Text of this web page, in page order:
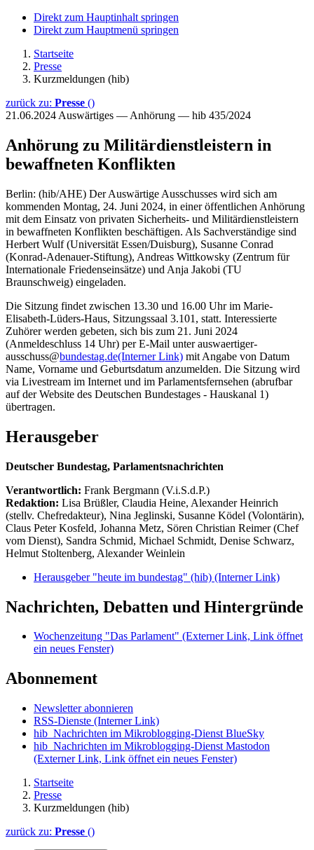
Direkt zum Hauptinhalt springen
Direkt zum Hauptmenü springen
Startseite
Presse
Kurzmeldungen (hib)
zurück zu: Presse ()
21.06.2024 Auswärtiges — Anhörung — hib 435/2024
Anhörung zu Militärdienstleistern in
bewaffneten Konflikten
Berlin: (hib/AHE) Der Auswärtige Ausschusses wird sich am
kommenden Montag, 24. Juni 2024, in einer öffentlichen Anhörung
mit dem Einsatz von privaten Sicherheits- und Militärdienstleistern
in bewaffneten Konflikten beschäftigen. Als Sachverständige sind
Herbert Wulf (Universität Essen/Duisburg), Susanne Conrad
(Konrad-Adenauer-Stiftung), Andreas Wittkowsky (Zentrum für
Internationale Friedenseinsätze) und Anja Jakobi (TU
Braunschweig) eingeladen.
Die Sitzung findet zwischen 13.30 und 16.00 Uhr im Marie-
Elisabeth-Lüders-Haus, Sitzungssaal 3.101, statt. Interessierte
Zuhörer werden gebeten, sich bis zum 21. Juni 2024
(Anmeldeschluss 14 Uhr) per E-Mail unter auswaertiger-
ausschuss@bundestag.de(Interner Link) mit Angabe von Datum
Name, Vorname und Geburtsdatum anzumelden. Die Sitzung wird
via Livestream im Internet und im Parlamentsfernsehen (abrufbar
auf der Website des Deutschen Bundestages - Hauskanal 1)
übertragen.
Herausgeber
Deutscher Bundestag, Parlamentsnachrichten
Verantwortlich: Frank Bergmann (V.i.S.d.P.)
Redaktion: Lisa Brüßler, Claudia Heine, Alexander Heinrich
(stellv. Chefredakteur), Nina Jeglinski, Susanne Ködel (Volontärin),
Claus Peter Kosfeld, Johanna Metz, Sören Christian Reimer (Chef
vom Dienst), Sandra Schmid, Michael Schmidt, Denise Schwarz,
Helmut Stoltenberg, Alexander Weinlein
Herausgeber "heute im bundestag" (hib) (Interner Link)
Nachrichten, Debatten und Hintergründe
Wochenzeitung "Das Parlament" (Externer Link, Link öffnet
ein neues Fenster)
Abonnement
Newsletter abonnieren
RSS-Dienste (Interner Link)
hib_Nachrichten im Mikroblogging-Dienst BlueSky
hib_Nachrichten im Mikroblogging-Dienst Mastodon
(Externer Link, Link öffnet ein neues Fenster)
Startseite
Presse
Kurzmeldungen (hib)
zurück zu: Presse ()